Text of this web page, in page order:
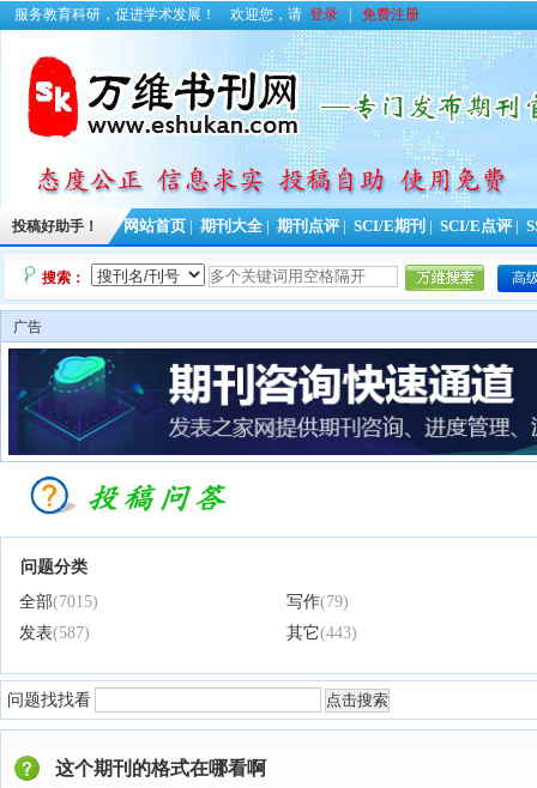
服务教育科研，促进学术发展！ 欢迎您，请 登录 免费注册
投稿好助手！ 网站首页 期刊大全 期刊点评 SCI/E期刊 SCI/E点评
搜索： 高
广告
问题分类
全部(7015) 写作(79)
发表(587) 其它(443)
问题找找看
这个期刊的格式在哪看啊